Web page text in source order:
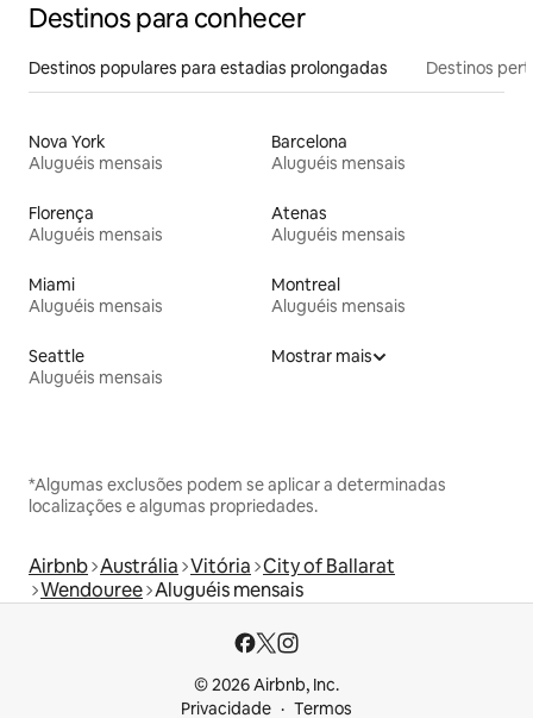
Destinos para conhecer
Destinos populares para estadias prolongadas Destinos
Nova York
Aluguéis mensais
Barcelona
Aluguéis mensais
Florença
Aluguéis mensais
Atenas
Aluguéis mensais
Miami
Aluguéis mensais
Montreal
Aluguéis mensais
Seattle
Aluguéis mensais
Mostrar mais
*Algumas exclusões podem se aplicar a determinadas
localizações e algumas propriedades.
Airbnb Austrália Vitória City of Ballarat
Wendouree Aluguéis mensais
© 2026 Airbnb, Inc.
Privacidade
Termos